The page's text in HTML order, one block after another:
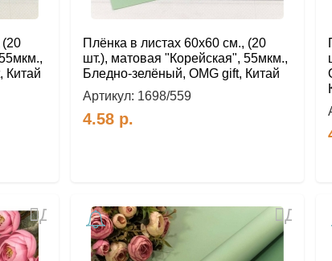
(20
Китай
Плёнка в листах 60х60 см., (20
шт.), матовая "Корейская", 55мкм.,
Бледно-зелёный, OMG gift, Китай
Артикул: 1698/559
4.58 р.
Добавить
в
избранное
в